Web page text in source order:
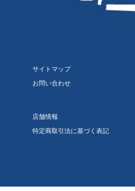
サイトマップ
お問い合わせ
店舗情報
特定商取引法に基づく表記